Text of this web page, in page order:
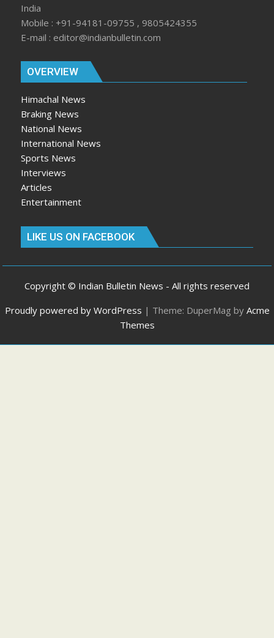
India
Mobile : +91-94181-09755 , 9805424355
E-mail : editor@indianbulletin.com
OVERVIEW
Himachal News
Braking News
National News
International News
Sports News
Interviews
Articles
Entertainment
LIKE US ON FACEBOOK
Copyright © Indian Bulletin News - All rights reserved
Proudly powered by WordPress | Theme: DuperMag by Acme
Themes